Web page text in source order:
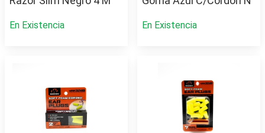
En Existencia En Existencia